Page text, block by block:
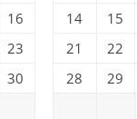
16
23
30
14
15
21
22
28
29